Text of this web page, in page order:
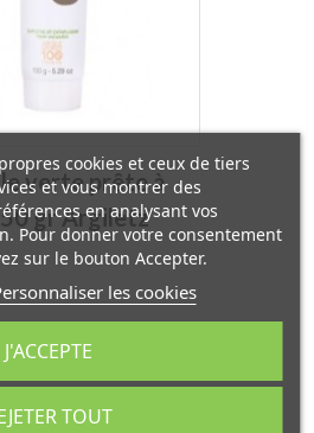
verte prête à
gr Argiletz
cookies et ceux de tiers
et vous montrer des
en analysant vos
Pour donner votre consentement
sur le bouton Accepter.
les cookies
TOUT
J'ACCEPTE